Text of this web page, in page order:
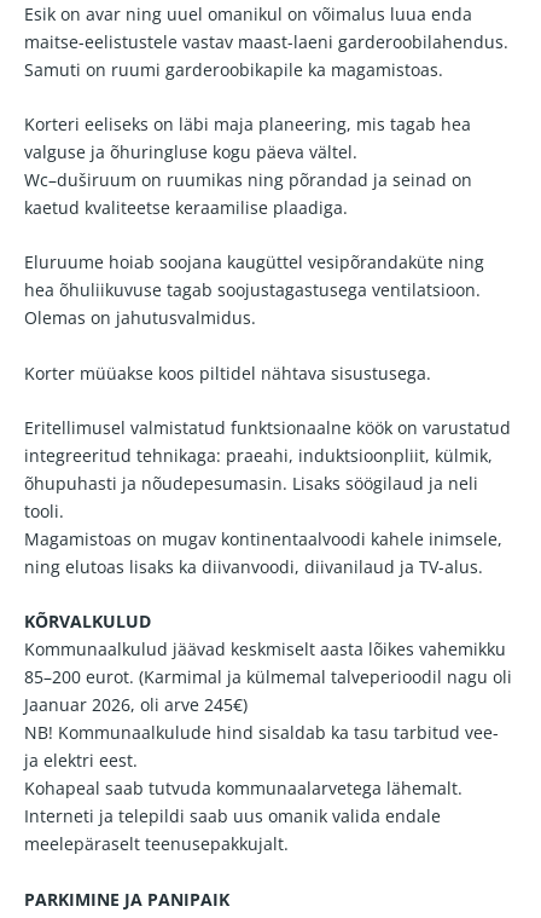
Esik on avar ning uuel omanikul on võimalus luua enda
maitse-eelistustele vastav maast-laeni garderoobilahendus.
Samuti on ruumi garderoobikapile ka magamistoas.
Korteri eeliseks on läbi maja planeering, mis tagab hea
valguse ja õhuringluse kogu päeva vältel.
Wc–duširuum on ruumikas ning põrandad ja seinad on
kaetud kvaliteetse keraamilise plaadiga.
Eluruume hoiab soojana kaugüttel vesipõrandaküte ning
hea õhuliikuvuse tagab soojustagastusega ventilatsioon.
Olemas on jahutusvalmidus.
Korter müüakse koos piltidel nähtava sisustusega.
Eritellimusel valmistatud funktsionaalne köök on varustatud
integreeritud tehnikaga: praeahi, induktsioonpliit, külmik,
õhupuhasti ja nõudepesumasin. Lisaks söögilaud ja neli
tooli.
Magamistoas on mugav kontinentaalvoodi kahele inimsele,
ning elutoas lisaks ka diivanvoodi, diivanilaud ja TV-alus.
KÕRVALKULUD
Kommunaalkulud jäävad keskmiselt aasta lõikes vahemikku
85–200 eurot. (Karmimal ja külmemal talveperioodil nagu oli
Jaanuar 2026, oli arve 245€)
NB! Kommunaalkulude hind sisaldab ka tasu tarbitud vee-
ja elektri eest.
Kohapeal saab tutvuda kommunaalarvetega lähemalt.
Interneti ja telepildi saab uus omanik valida endale
meelepäraselt teenusepakkujalt.
PARKIMINE JA PANIPAIK